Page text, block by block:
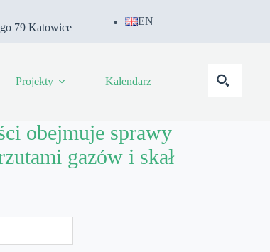
79 Katowice
EN
Projekty Kalendarz
obejmuje sprawy
gazów i skał